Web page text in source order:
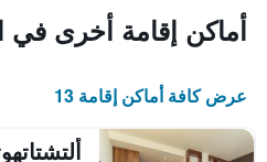
أماكن إقامة أخرى في
عرض كافة أماكن إقامة 13